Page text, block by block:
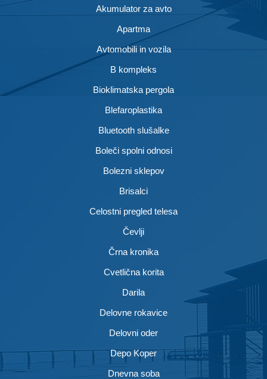
Akumulator za avto
Apartma
Avtomobili in vozila
B kompleks
Bioklimatska pergola
Blefaroplastika
Bluetooth slušalke
Boleči spolni odnosi
Bolezni sklepov
Brisalci
Celostni pregled telesa
Čevlji
Črna kronika
Cvetlična korita
Darila
Delovne rokavice
Delovni oder
Depo Koper
Dnevna soba